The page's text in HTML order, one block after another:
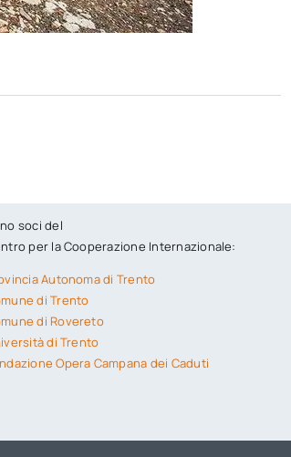
soci del
per la Cooperazione Internazionale:
Autonoma di Trento
di Trento
di Rovereto
di Trento
Opera Campana dei Caduti